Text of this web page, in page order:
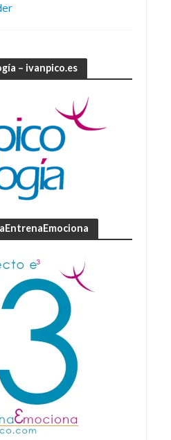
– ivanpico.es